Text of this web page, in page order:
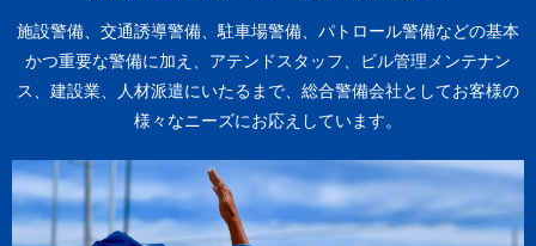
施設警備、交通誘導警備、駐車場警備、パトロール警備などの基本
かつ重要な警備に加え、 アテンドスタッフ、ビル管理メンテナン
ス、建設業、人材派遣にいたるまで、総合警備会社としてお客様の
様々なニーズにお応えしています。